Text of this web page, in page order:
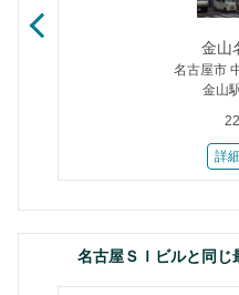
金山
名古屋市
金山
詳
名古屋ＳＩビルと同じ